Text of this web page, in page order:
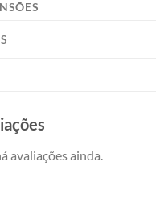
avaliações ainda.